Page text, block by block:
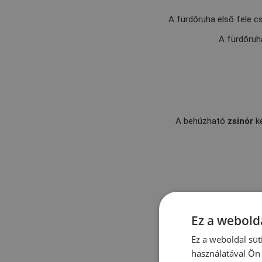
A fürdőruha első fele
A
A behúzható zsinór
Ez a
Ez a weboldal
használatával